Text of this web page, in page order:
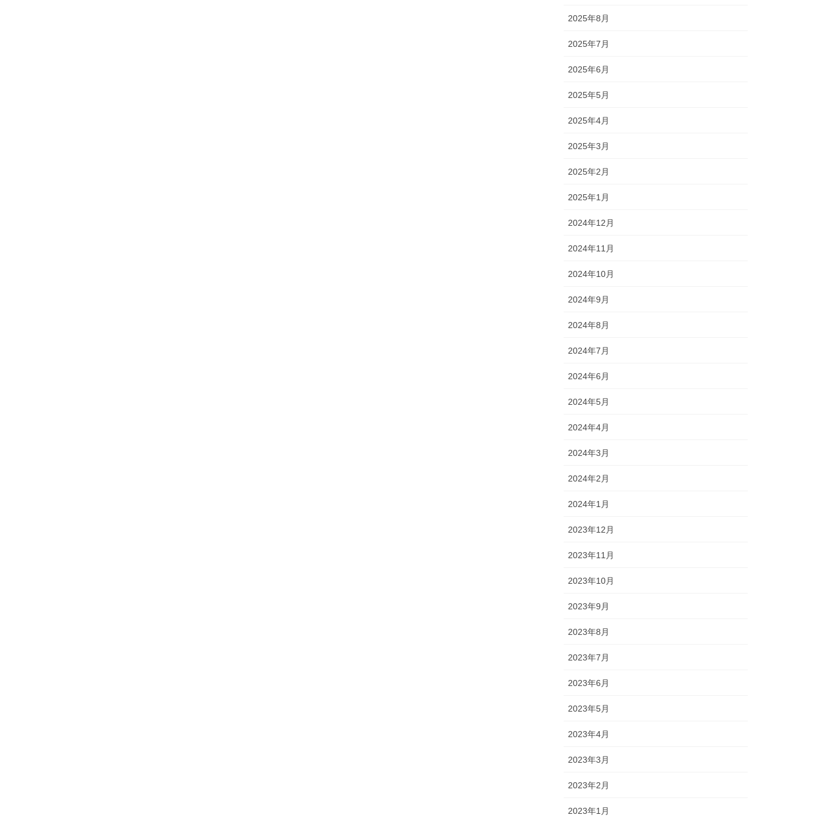
2025年8月
2025年7月
2025年6月
2025年5月
2025年4月
2025年3月
2025年2月
2025年1月
2024年12月
2024年11月
2024年10月
2024年9月
2024年8月
2024年7月
2024年6月
2024年5月
2024年4月
2024年3月
2024年2月
2024年1月
2023年12月
2023年11月
2023年10月
2023年9月
2023年8月
2023年7月
2023年6月
2023年5月
2023年4月
2023年3月
2023年2月
2023年1月